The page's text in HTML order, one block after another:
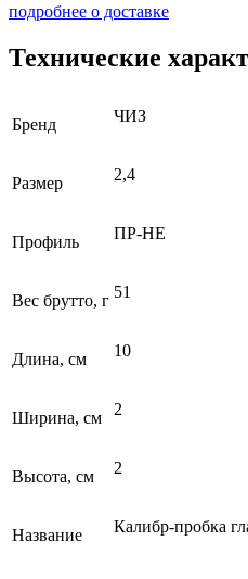
подробнее о доставке
Технические
Бренд ЧИЗ
Размер 2,4
Профиль ПР-НЕ
Вес брутто, г 51
Длина, см 10
Ширина, см 2
Высота, см 2
Название Калибр-пробка